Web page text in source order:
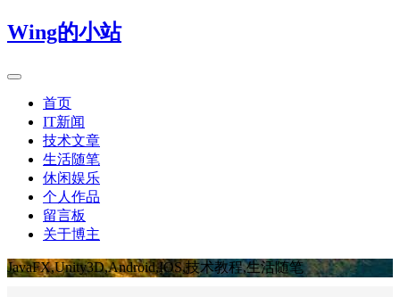
Wing的小站
首页
IT新闻
技术文章
生活随笔
休闲娱乐
个人作品
留言板
关于博主
JavaFX,Unity3D,Android,IOS,技术教程,生活随笔